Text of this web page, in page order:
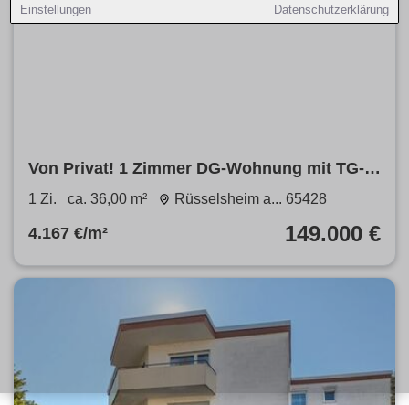
Einstellungen Datenschutzerklärung
Von Privat! 1 Zimmer DG-Wohnung mit TG-
Stellplatz und EBK
1 Zi. ca. 36,00 m² Rüsselsheim a... 65428
4.167 €/m² 149.000 €